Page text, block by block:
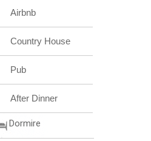
Airbnb
Country House
Pub
After Dinner
Dormire